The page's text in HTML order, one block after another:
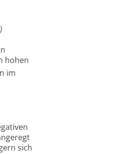
hohen
im
sich